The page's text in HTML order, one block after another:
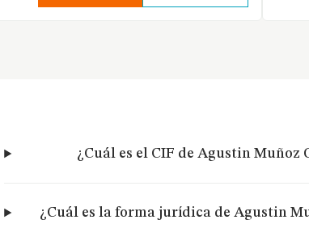
¿Cuál es el CIF de Agustin
¿Cuál es la forma jurídica de Agustin